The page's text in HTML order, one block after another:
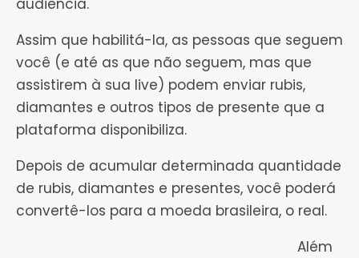
audiência.
Assim que habilitá-la, as pessoas que seguem
você (e até as que não seguem, mas que
assistirem à sua live) podem enviar rubis,
diamantes e outros tipos de presente que a
plataforma disponibiliza.
Depois de acumular determinada quantidade
de rubis, diamantes e presentes, você poderá
convertê-los para a moeda brasileira, o real.
Além